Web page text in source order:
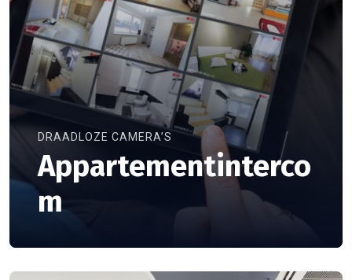
DRAADLOZE CAMERA’S
Appartementinterco
m